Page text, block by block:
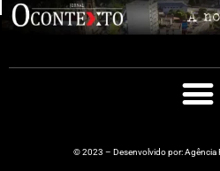
© 2023 – Desenvolvido por: Agência